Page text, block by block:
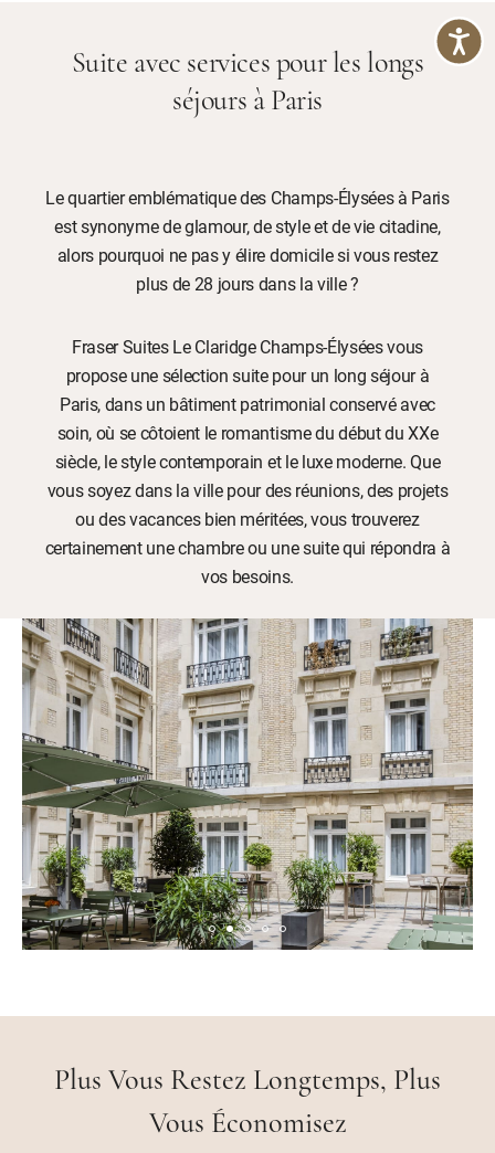
Suite avec services pour les longs
séjours à Paris
Le quartier emblématique des Champs-Élysées à Paris
est synonyme de glamour, de style et de vie citadine,
alors pourquoi ne pas y élire domicile si vous restez
plus de 28 jours dans la ville ?
Fraser Suites Le Claridge Champs-Élysées vous
propose une sélection suite pour un long séjour à
Paris, dans un bâtiment patrimonial conservé avec
soin, où se côtoient le romantisme du début du XXe
siècle, le style contemporain et le luxe moderne. Que
vous soyez dans la ville pour des réunions, des projets
ou des vacances bien méritées, vous trouverez
certainement une chambre ou une suite qui répondra à
vos besoins.
Plus Vous Restez Longtemps, Plus
Vous Économisez